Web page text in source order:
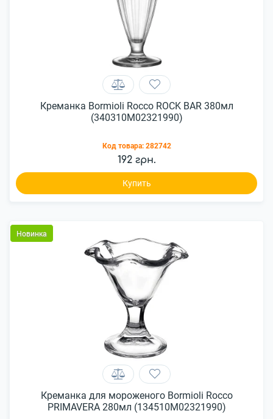
Креманка Bormioli Rocco ROCK BAR 380мл
(340310M02321990)
Код товара: 282742
192 грн.
Купить
Новинка
Креманка для мороженого Bormioli Rocco
PRIMAVERA 280мл (134510M02321990)